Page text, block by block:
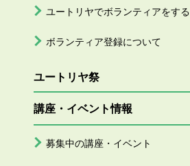
ユートリヤでボランティアをする
ボランティア登録について
ユートリヤ祭
講座・イベント情報
募集中の講座・イベント